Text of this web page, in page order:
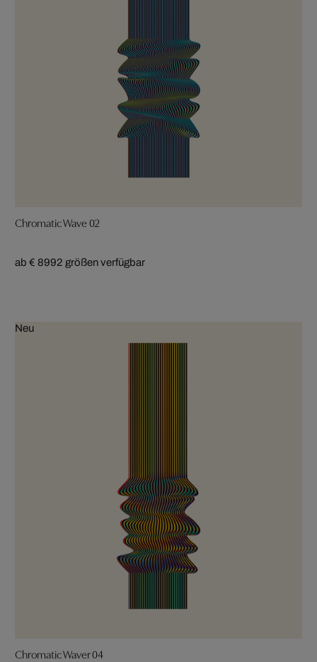
Chromatic Wave 02
ab € 8992 größen verfügbar
Neu
Chromatic Waver 04